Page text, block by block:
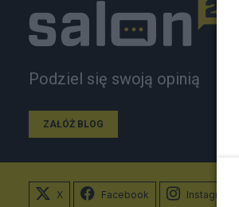
Podziel się swoją opinią
ZAŁÓŻ BLOG
X Facebook Instagram